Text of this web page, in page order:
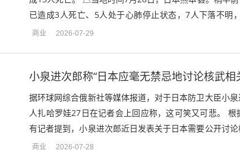
已造成3人死亡、5人处于心肺停止状态，7人下落不明
定，当地时间28日16时27分（北京时间1...
商业 2026-07-29
据环球网综合俄新社等媒体报道，对于日本防卫大臣小
人扎哈罗娃27日在记者会上回应称，这可笑又可悲。 根
有记者提到，小泉进次郎近日发表关于日本需要公开讨
此回应称，“这确实可笑又可悲”，俄方密切关注且严肃看...
商业 2026-07-28